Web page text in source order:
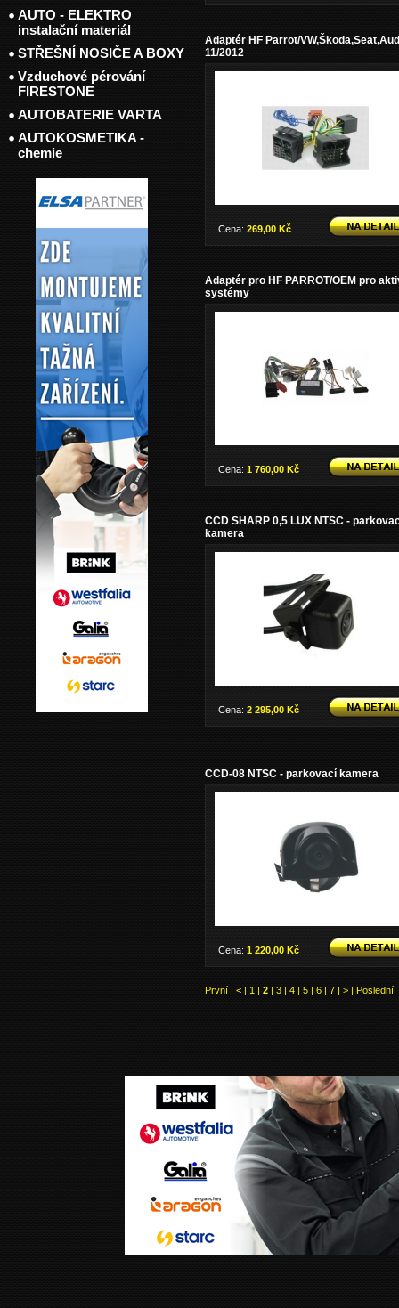
Adaptér HF Parrot/
11/2012
Cena: 269,00 Kč
Adaptér pro HF PARROT/OEM pro
systémy
Cena: 1 760,00 Kč
CCD SHARP 0,5 LUX NTSC -
kamera
Cena: 2 295,00 Kč
CCD-08 NTSC - parkovací kamera
Cena: 1 220,00 Kč
První | < | 1 | 2 | 3 | 4 | 5 | 6 | 7 | > | Poslední
AUTO - ELEKTRO
instalační materiál
STŘEŠNÍ NOSIČE A BOXY
Vzduchové pérování
FIRESTONE
AUTOBATERIE VARTA
AUTOKOSMETIKA -
chemie